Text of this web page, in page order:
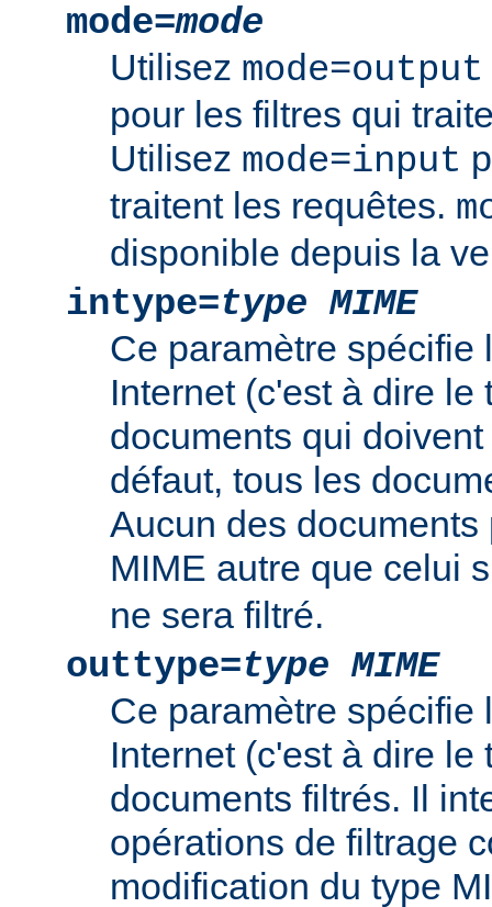
mode=mode
Utilisez mode=output
pour les filtres qui
Utilisez mode=input
traitent les requêtes.
disponible depuis la
intype=type MIME
Ce paramètre spécifie
Internet (c'est à dire le
documents qui
défaut, tous les
Aucun des
MIME autre que celui
ne sera filtré.
outtype=type MIME
Ce paramètre spécifie
Internet (c'est à dire le
documents filtrés. Il
opérations de filtrage
modification du type